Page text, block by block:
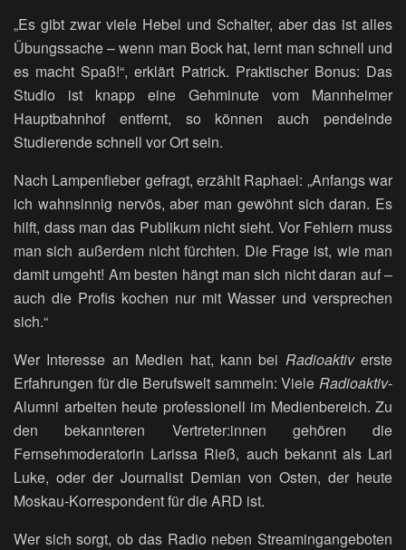
„Es gibt zwar viele Hebel und Schalter, aber das ist alles
Übungssache – wenn man Bock hat, lernt man schnell und
es macht Spaß!“, erklärt Patrick. Praktischer Bonus: Das
Studio ist knapp eine Gehminute vom Mannheimer
Hauptbahnhof entfernt, so können auch pendelnde
Studierende schnell vor Ort sein.
Nach Lampenfieber gefragt, erzählt Raphael: „Anfangs war
ich wahnsinnig nervös, aber man gewöhnt sich daran. Es
hilft, dass man das Publikum nicht sieht. Vor Fehlern muss
man sich außerdem nicht fürchten. Die Frage ist, wie man
damit umgeht! Am besten hängt man sich nicht daran auf –
auch die Profis kochen nur mit Wasser und versprechen
sich.“
Wer Interesse an Medien hat, kann bei Radioaktiverste
Erfahrungen für die Berufswelt sammeln: Viele Radioaktiv-
Alumni arbeiten heute professionell im Medienbereich. Zu
den bekannteren Vertreter:innen gehören die
Fernsehmoderatorin Larissa Rieß, auch bekannt als Lari
Luke, oder der Journalist Demian von Osten, der heute
Moskau-Korrespondent für die ARD ist.
Wer sich sorgt, ob das Radio neben Streamingangeboten